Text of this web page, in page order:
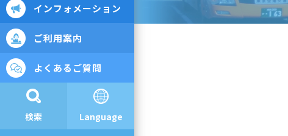
インフォメーション
ご利用案内
よくあるご質問
検索 Language